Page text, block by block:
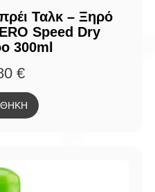
Ταλκ – Ξηρό
Speed Dry
300ml
€